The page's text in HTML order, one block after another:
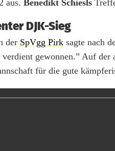
aus. Benedikt Schiesls
DJK-Sieg
der SpVgg Pirk sagte nach
gewonnen.” Auf
für die gute